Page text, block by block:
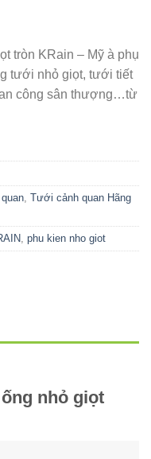
tròn KRain – Mỹ à phụ
tưới nhỏ giọt, tưới tiết
công sân thượng…từ
Tưới cảnh quan Hãng
phu kien nho giot
nhỏ giọt